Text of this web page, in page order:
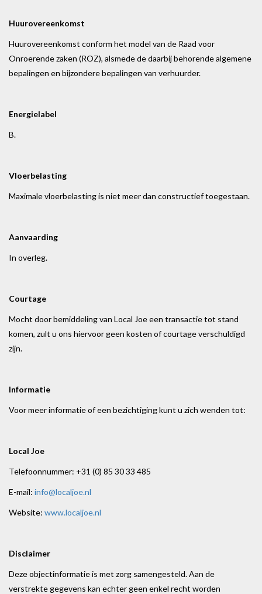
Huurovereenkomst
Huurovereenkomst conform het model van de Raad voor
Onroerende zaken (ROZ), alsmede de daarbij behorende algemene
bepalingen en bijzondere bepalingen van verhuurder.
Energielabel
B.
Vloerbelasting
Maximale vloerbelasting is niet meer dan constructief toegestaan.
Aanvaarding
In overleg.
Courtage
Mocht door bemiddeling van Local Joe een transactie tot stand
komen, zult u ons hiervoor geen kosten of courtage verschuldigd
zijn.
Informatie
Voor meer informatie of een bezichtiging kunt u zich wenden tot:
Local Joe
Telefoonnummer: +31 (0) 85 30 33 485
E-mail: info@localjoe.nl
Website: www.localjoe.nl
Disclaimer
Deze objectinformatie is met zorg samengesteld. Aan de
verstrekte gegevens kan echter geen enkel recht worden